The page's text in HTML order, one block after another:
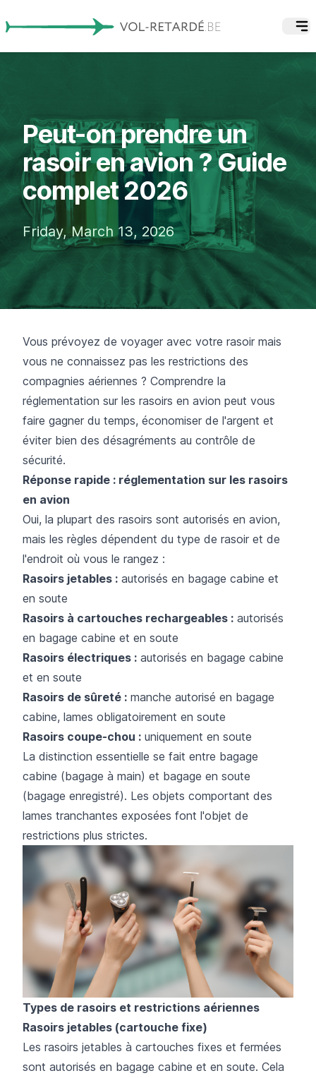
Peut-on prendre un
rasoir en avion ? Guide
complet 2026
Friday, March 13, 2026
Vous prévoyez de voyager avec votre rasoir mais
vous ne connaissez pas les restrictions des
compagnies aériennes ? Comprendre la
réglementation sur les rasoirs en avion peut vous
faire gagner du temps, économiser de l'argent et
éviter bien des désagréments au contrôle de
sécurité.
Réponse rapide : réglementation sur les rasoirs
en avion
Oui, la plupart des rasoirs sont autorisés en avion,
mais les règles dépendent du type de rasoir et de
l'endroit où vous le rangez :
Rasoirs jetables : autorisés en bagage cabine et
en soute
Rasoirs à cartouches rechargeables : autorisés
en bagage cabine et en soute
Rasoirs électriques : autorisés en bagage cabine
et en soute
Rasoirs de sûreté : manche autorisé en bagage
cabine, lames obligatoirement en soute
Rasoirs coupe-chou : uniquement en soute
La distinction essentielle se fait entre bagage
cabine (bagage à main) et bagage en soute
(bagage enregistré). Les objets comportant des
lames tranchantes exposées font l'objet de
restrictions plus strictes.
Types de rasoirs et restrictions aériennes
Rasoirs jetables (cartouche fixe)
Les rasoirs jetables à cartouches fixes et fermées
sont autorisés en bagage cabine et en soute. Cela